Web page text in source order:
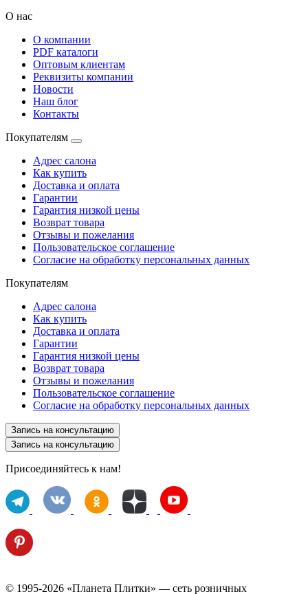
О нас
О компании
PDF каталоги
Оптовым клиентам
Реквизиты компании
Новости
Наш блог
Контакты
Покупателям
Адрес салона
Как купить
Доставка и оплата
Гарантии
Гарантия низкой цены
Возврат товара
Отзывы и пожелания
Пользовательское соглашение
Согласие на обработку персональных данных
Покупателям
Адрес салона
Как купить
Доставка и оплата
Гарантии
Гарантия низкой цены
Возврат товара
Отзывы и пожелания
Пользовательское соглашение
Согласие на обработку персональных данных
Запись на консультацию
Запись на консультацию
Присоединяйтесь к нам!
© 1995-2026 «Планета Плитки» — сеть розничных